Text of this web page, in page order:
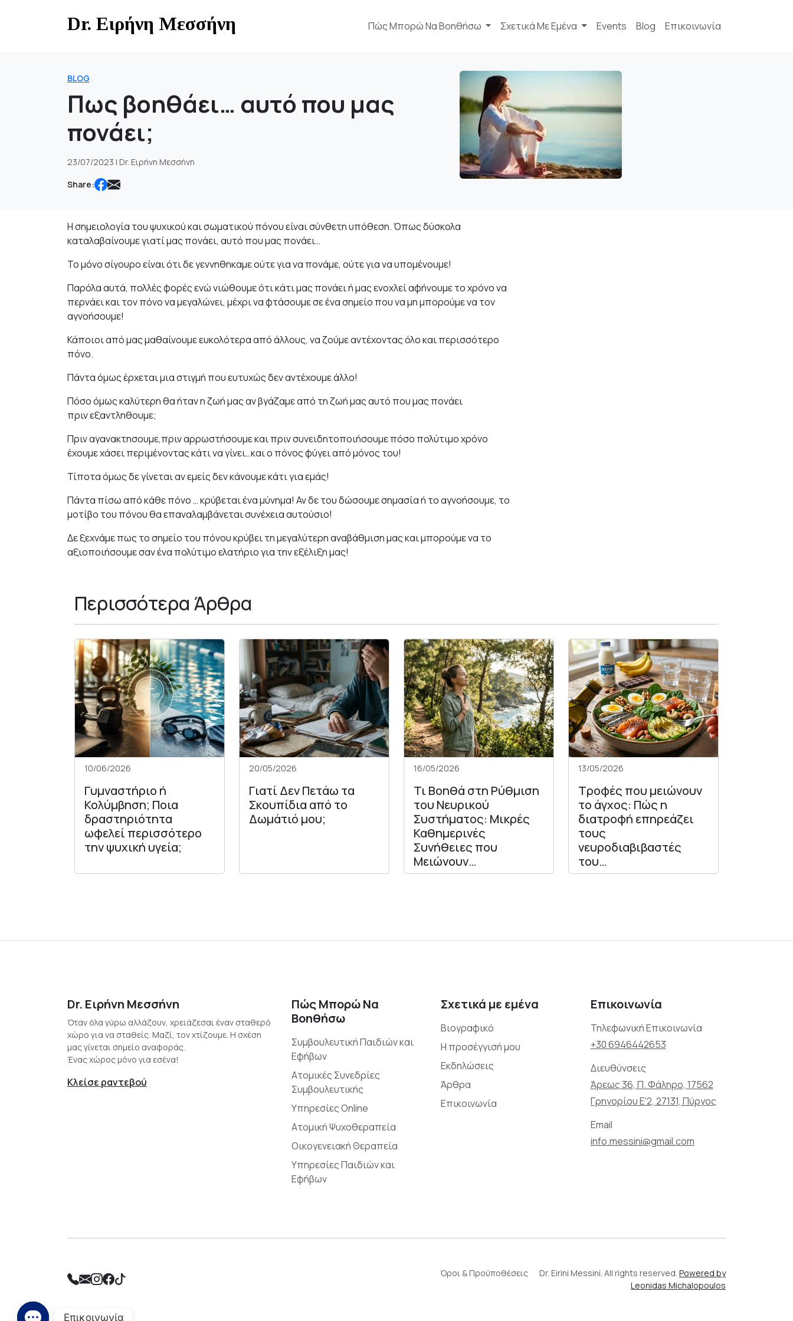
Dr. Ειρήνη Μεσσήνη Πώς Μπορώ Να Βοηθήσω Σχετικά Με Εμένα Events Blog Επικοινωνία
BLOG
Πως βοηθάει… αυτό που μας
πονάει;
23/07/2023 | Dr. Ειρήνη Μεσσήνη
Share:
Η σημειολογία του ψυχικού και σωματικού πόνου είναι σύνθετη υπόθεση. Όπως δύσκολα
καταλαβαίνουμε γιατί μας πονάει, αυτό που μας πονάει…
Το μόνο σίγουρο είναι ότι δε γεννηθηκαμε ούτε για να πονάμε, ούτε για να υπομένουμε!
Παρόλα αυτά, πολλές φορές ενώ νιώθουμε ότι κάτι μας πονάει ή μας ενοχλεί αφήνουμε το χρόνο να
περνάει και τον πόνο να μεγαλώνει, μέχρι να φτάσουμε σε ένα σημείο που να μη μπορούμε να τον
αγνοήσουμε!
Κάποιοι από μας μαθαίνουμε ευκολότερα από άλλους, να ζούμε αντέχοντας όλο και περισσότερο
πόνο.
Πάντα όμως έρχεται μια στιγμή που ευτυχώς δεν αντέχουμε άλλο!
Πόσο όμως καλύτερη θα ήταν η ζωή μας αν βγάζαμε από τη ζωή μας αυτό που μας πονάει
πριν εξαντληθουμε;
Πριν αγανακτησουμε,πριν αρρωστήσουμε και πριν συνειδητοποιήσουμε πόσο πολύτιμο χρόνο
έχουμε χάσει περιμένοντας κάτι να γίνει…και ο πόνος φύγει από μόνος του!
Τίποτα όμως δε γίνεται αν εμείς δεν κάνουμε κάτι για εμάς!
Πάντα πίσω από κάθε πόνο … κρύβεται ένα μύνημα! Αν δε του δώσουμε σημασία ή το αγνοήσουμε, το
μοτίβο του πόνου θα επαναλαμβάνεται συνέχεια αυτούσιο!
Δε ξεχνάμε πως το σημείο του πόνου κρύβει τη μεγαλύτερη αναβάθμιση μας και μπορούμε να το
αξιοποιήσουμε σαν ένα πολύτιμο ελατήριο για την εξέλιξη μας!
Περισσότερα Άρθρα
10/06/2026
Γυμναστήριο ή
Κολύμβηση; Ποια
δραστηριότητα
ωφελεί περισσότερο
την ψυχική υγεία;
20/05/2026
Γιατί Δεν Πετάω τα
Σκουπίδια από το
Δωμάτιό μου;
16/05/2026
Τι Βοηθά στη Ρύθμιση
του Νευρικού
Συστήματος: Μικρές
Καθημερινές
Συνήθειες που
Μειώνουν…
13/05/2026
Τροφές που μειώνουν
το άγχος: Πώς η
διατροφή επηρεάζει
τους
νευροδιαβιβαστές
του…
Dr. Ειρήνη Μεσσήνη
Όταν όλα γύρω αλλάζουν, χρειάζεσαι έναν σταθερό
χώρο για να σταθείς. Μαζί, τον χτίζουμε. Η σχέση
μας γίνεται σημείο αναφοράς.
Ένας χώρος μόνο για εσένα!
Κλείσε ραντεβού
Πώς Μπορώ Να
Βοηθήσω
Συμβουλευτική Παιδιών και
Εφήβων
Ατομικές Συνεδρίες
Συμβουλευτικής
Υπηρεσίες Online
Ατομική Ψυχοθεραπεία
Οικογενειακή Θεραπεία
Υπηρεσίες Παιδιών και
Εφήβων
Σχετικά με εμένα
Βιογραφικό
Η προσέγγισή μου
Εκδηλώσεις
Άρθρα
Επικοινωνία
Επικοινωνία
Τηλεφωνική Επικοινωνία
+30 6946442653
Διευθύνσεις
Άρεως 36, Π. Φάληρο, 17562
Γρηγορίου Ε'2, 27131, Πύργος
Email
info.messini@gmail.com
Όροι & Προϋποθέσεις Dr. Eirini Messini. All rights reserved. Powered by
Leonidas Michalopoulos
Επικοινωνία